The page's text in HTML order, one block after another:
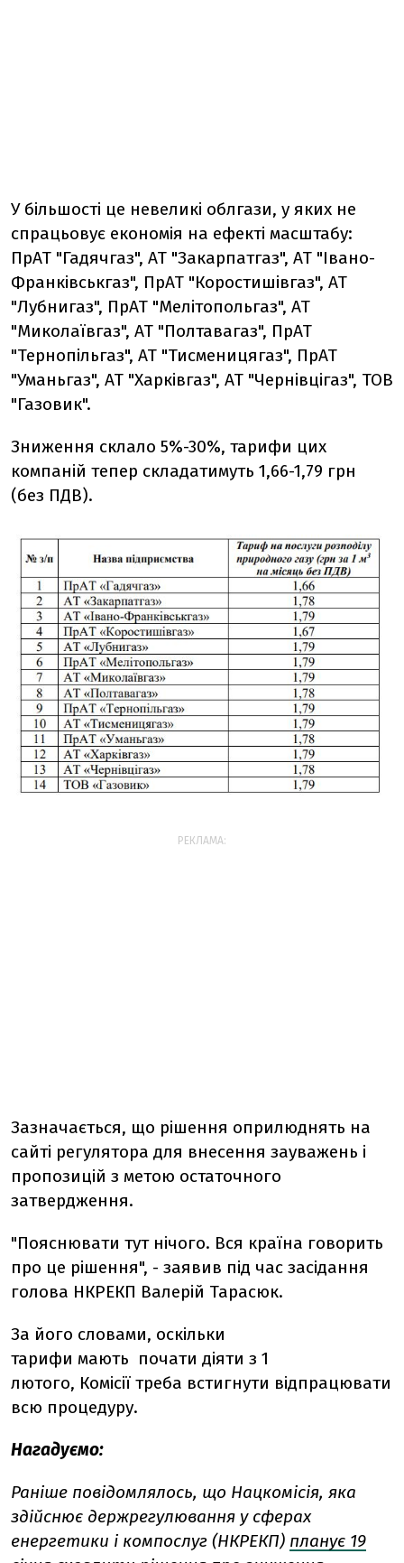
У більшості це невеликі облгази, у яких не
спрацьовує економія на ефекті масштабу:
ПрАТ "Гадячгаз", АТ "Закарпатгаз", АТ "Івано-
Франківськгаз", ПрАТ "Коростишівгаз", АТ
"Лубнигаз", ПрАТ "Мелітопольгаз", АТ
"Миколаївгаз", АТ "Полтавагаз", ПрАТ
"Тернопільгаз", АТ "Тисменицягаз", ПрАТ
"Уманьгаз", АТ "Харківгаз", АТ "Чернівцігаз", ТОВ
"Газовик".
Зниження склало 5%-30%, тарифи цих
компаній тепер складатимуть 1,66-1,79 грн
(без ПДВ).
РЕКЛАМА:
Зазначається, що рішення оприлюднять на
сайті регулятора для внесення зауважень і
пропозицій з метою остаточного
затвердження.
"Пояснювати тут нічого. Вся країна говорить
про це рішення", - заявив під час засідання
голова НКРЕКП Валерій Тарасюк.
За його словами, оскільки
тарифи мають почати діяти з 1
лютого, Комісії треба встигнути відпрацювати
всю процедуру.
Нагадуємо:
Раніше повідомлялось, що Нацкомісія, яка
здійснює держрегулювання у сферах
енергетики і компослуг (НКРЕКП) планує 19